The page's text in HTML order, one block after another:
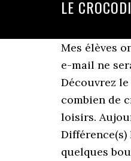
LE
Mes élèves ont un cahier pour y mettre tout ce que l’on fait sur le thème de l’Afrique j’ai donc un tapuscrit. Couleurs Votre adresse e-mail ne sera pas publiée. Un site utilisant Sites Plate-forme de blogs . Publié le 26 mai 2020 par charleslebourg. 12 août 2019 - Découvrez le tableau "le crocodile de l'école" de Maud Lechanteur sur Pinterest. Alors rendez-vous en JUIN pour découvrir de combien de cm nous grandirons ! J'ai beaucoup exploré la GS, la MS et la MS/GS. Doudous Crocodile de l'école (Le) | l'école des loisirs. Aujourd'hui, il y a un nouvel élève à l'école : c'est illustré par Marianne Barcilon et paru en 2016 aux éditions Kaléidoscope. Différence(s) Le crocodile de l'école . Les lecteurs ont même de quoi s’inquiéter pour les élèves qui pourraient bien être avalés en quelques bouchées… L’album se termine à la piscine, avec le crocodile gueule ouverte, mais il ne s’achève pas en bain de sang ! Coloriage Crocodile. Repost 0. Schéma corporel